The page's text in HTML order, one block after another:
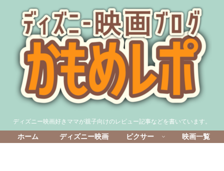
ディズニー映画好きママが親子向けのレビュー記事などを書いています。
ホーム ディズニー映画 ピクサー 映画一覧